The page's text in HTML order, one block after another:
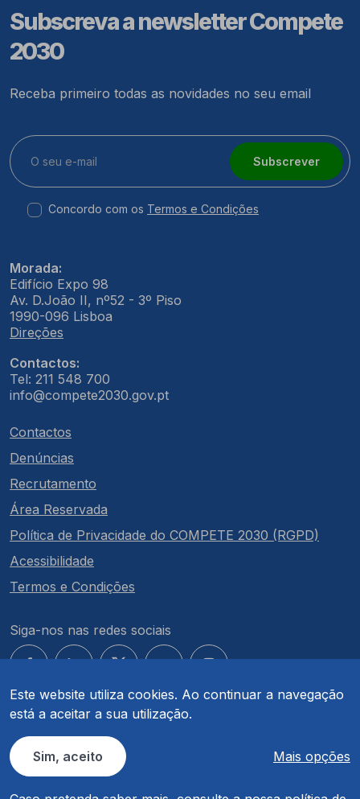
Este website utiliza cookies. Ao continuar a navegação
está a aceitar a sua utilização.
Sim, aceito Mais opções
Subscreva a newsletter Compete
2030
Receba primeiro todas as novidades no seu email
Subscrever
Concordo com os Termos e Condições
Morada:
Edifício Expo 98
Av. D.João II, nº52 - 3º Piso
1990-096 Lisboa
Direções
Contactos:
Tel: 211 548 700
info@compete2030.gov.pt
Contactos
Denúncias
Recrutamento
Área Reservada
Política de Privacidade do COMPETE 2030 (RGPD)
Acessibilidade
Termos e Condições
Siga-nos nas redes sociais
© COMPETE 2030. Todos os direitos reservados.